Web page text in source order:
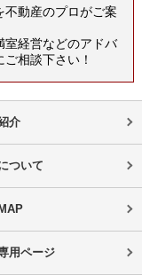
動産のプロがご案
室経営などのアドバ
相談下さい！
介
ついて
用ページ